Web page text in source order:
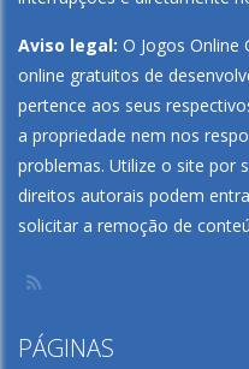
Aviso legal: O Jogos Online
online gratuitos de
pertence aos seus
a propriedade nem nos
problemas. Utilize o site por
direitos autorais podem
solicitar a remoção de
PÁGINAS